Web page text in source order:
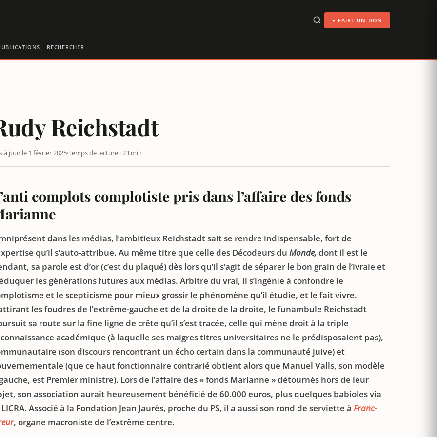
♥ FAIRE UN DON
RECHERCHER
Reichstadt
à jour le 1 février 2025Temps de lecture : 23 min
complots complotiste pris dans l’affaire des fonds
dans les médias, l’ambitieux Reichstadt sait se rendre indispensable, fort de
qu’il s’auto-attribue. Au même titre que celle des Décodeurs du Monde, dont il est le
sa parole est d’or (c’est du plaqué) dès lors qu’il s’agit de séparer le bon grain de l’ivraie et
les générations futures aux médias. Arbitre du vrai, il s’ingénie à confondre le
et le scepticisme pour mieux grossir le phénomène qu’il étudie, et le fait vivre.
les foudres de l’extrême-gauche et de la droite de la droite, le funambule Reichstadt
sa route sur la fine ligne de crête qu’il s’est tracée, celle qui mène droit à la triple
académique (à laquelle ses maigres titres universitaires ne le prédisposaient pas),
(son discours rencontrant un écho certain dans la communauté juive) et
(que ce haut fonctionnaire contrarié obtient alors que Manuel Valls, son modèle
est Premier ministre). Lors de l’affaire des « fonds Marianne » détournés hors de leur
son association aurait heureusement bénéficié de 60.000 euros, plus quelques babioles via
Associé à la Fondation Jean Jaurès, proche du PS, il a aussi son rond de serviette à Franc-
, organe macroniste de l’extrême centre.